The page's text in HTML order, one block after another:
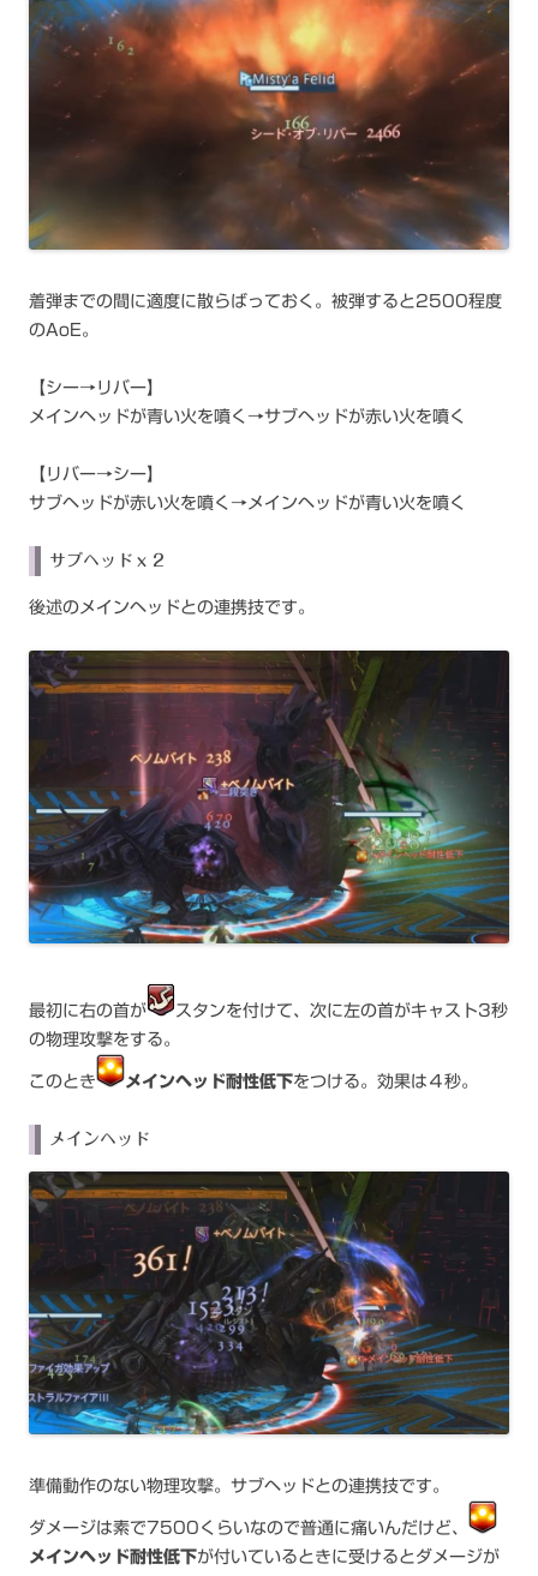
着弾までの間に適度に散らばっておく。被弾すると2500程度
のAoE。
【シー→リバー】
メインヘッドが青い火を噴く→サブヘッドが赤い火を噴く
【リバー→シー】
サブヘッドが赤い火を噴く→メインヘッドが青い火を噴く
サブヘッドｘ２
後述のメインヘッドとの連携技です。
最初に右の首が
スタンを付けて、次に左の首がキャスト3秒
の物理攻撃をする。
このとき メインヘッド耐性低下をつける。効果は４秒。
メインヘッド
準備動作のない物理攻撃。サブヘッドとの連携技です。
ダメージは素で7500くらいなので普通に痛いんだけど、
メインヘッド耐性低下が付いているときに受けるとダメージが